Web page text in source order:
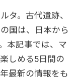
タ。古代遺跡、
国は、日本から
本記事では、マ
しめる5日間の
最新の情報をも